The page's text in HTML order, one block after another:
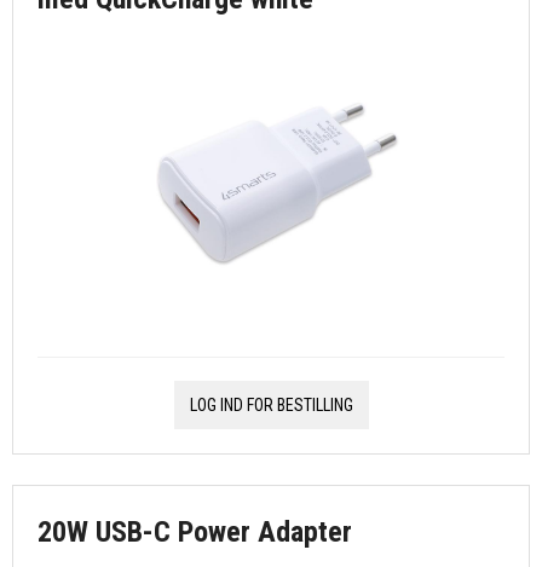
LOG IND FOR BESTILLING
20W USB-C Power Adapter